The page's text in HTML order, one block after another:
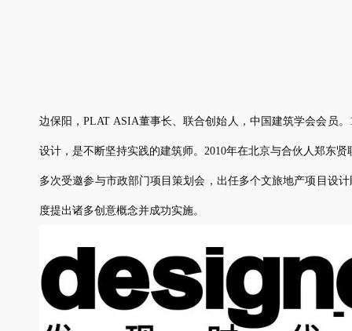
边保阳，PLAT ASIA董事长、联合创始人，中国建筑学会会员。
设计， 是不断坚持实践的建筑师。 2010年在北京与合伙人郑东贤
多次受邀参与市政部门项目策划会，出任多个文旅地产项目设
度提出诸多创意概念并成功实施。